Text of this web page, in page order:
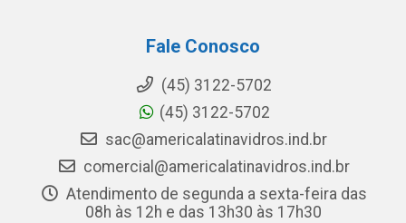
Fale Conosco
(45) 3122-5702
(45) 3122-5702
sac@americalatinavidros.ind.br
comercial@americalatinavidros.ind.br
Atendimento de segunda a sexta-feira das
08h às 12h e das 13h30 às 17h30